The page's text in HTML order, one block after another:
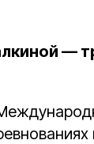
—